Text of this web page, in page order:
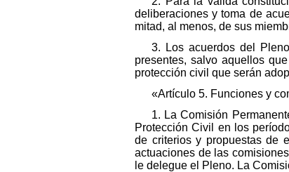
deliberaciones y toma de
mitad, al menos, de sus
3. Los acuerdos del
presentes, salvo aquellos
protección civil que serán
«Artículo 5. Funciones y
1. La Comisión
Protección Civil en los
de criterios y propuestas de
actuaciones de las
le delegue el Pleno. La